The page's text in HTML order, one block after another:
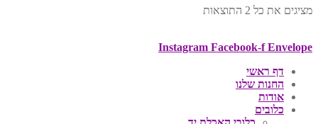
מציגים את כל ⁦2⁩ התוצאות
Instagram Facebook-f Envelope
דף ראשי
החנות שלנו
אודות
כלובים